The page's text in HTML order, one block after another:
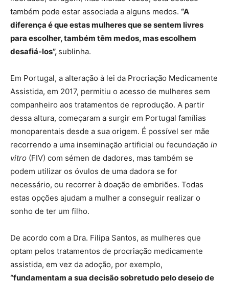
também pode estar associada a alguns medos. “A
diferença é que estas mulheres que se sentem livres
para escolher, também têm medos, mas escolhem
desafiá-los”, sublinha.
Em Portugal, a alteração à lei da Procriação Medicamente
Assistida, em 2017, permitiu o acesso de mulheres sem
companheiro aos tratamentos de reprodução. A partir
dessa altura, começaram a surgir em Portugal famílias
monoparentais desde a sua origem. É possível ser mãe
recorrendo a uma inseminação artificial ou fecundação in
vitro (FIV) com sémen de dadores, mas também se
podem utilizar os óvulos de uma dadora se for
necessário, ou recorrer à doação de embriões. Todas
estas opções ajudam a mulher a conseguir realizar o
sonho de ter um filho.
De acordo com a Dra. Filipa Santos, as mulheres que
optam pelos tratamentos de procriação medicamente
assistida, em vez da adoção, por exemplo,
“fundamentam a sua decisão sobretudo pelo desejo de